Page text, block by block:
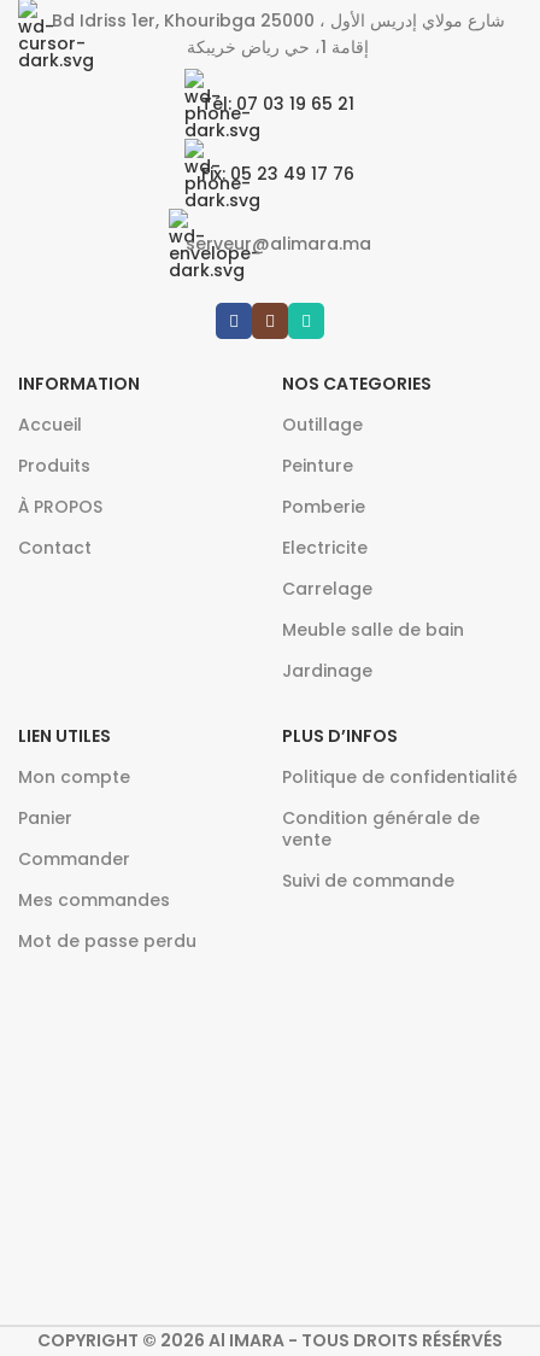
Bd Idriss 1er, Khouribga 25000 شارع مولاي إدريس الأول ،
إقامة 1، حي رياض خريبكة
Tél: 07 03 19 65 21
Fix: 05 23 49 17 76
serveur@alimara.ma
INFORMATION
Accueil
Produits
À PROPOS
Contact
NOS CATEGORIES
Outillage
Peinture
Pomberie
Electricite
Carrelage
Meuble salle de bain
Jardinage
LIEN UTILES
Mon compte
Panier
Commander
Mes commandes
Mot de passe perdu
PLUS D’INFOS
Politique de confidentialité
Condition générale de
vente
Suivi de commande
COPYRIGHT © 2026 Al IMARA - TOUS DROITS RÉSÉRVÉS